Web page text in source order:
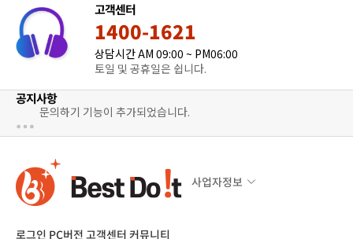
고객센터
1400-1621
상담시간 AM 09:00 ~ PM06:00
토일 및 공휴일은 쉽니다.
공지사항
문의하기 기능이 추가되었습니다.
사업자정보
로그인 PC버전 고객센터 커뮤니티